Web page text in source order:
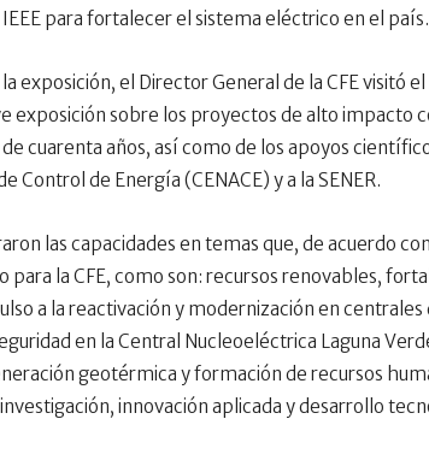
para fortalecer el sistema eléctrico en el país.
exposición, el Director General de la CFE visitó
exposición sobre los proyectos de alto impacto
de cuarenta años, así como de los apoyos
Control de Energía (CENACE) y a la SENER.
las capacidades en temas que, de acuerdo
para la CFE, como son: recursos renovables,
a la reactivación y modernización en
en la Central Nucleoeléctrica Laguna
geotérmica y formación de recursos
innovación aplicada y desarrollo